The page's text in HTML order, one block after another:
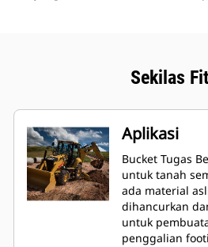
Sekilas
Aplikasi
Bucket Tugas
untuk tanah
ada material
dihancurkan
untuk
penggalian